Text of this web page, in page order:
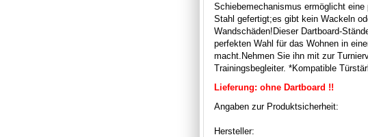
Schiebemechanismus ermöglicht eine
Stahl gefertigt;es gibt kein Wackeln
Wandschäden!Dieser Dartboard-
perfekten Wahl für das Wohnen in
macht. Nehmen Sie ihn mit zur
Trainingsbegleiter. *Kompatible
Lieferung: ohne Dartboard !!
Angaben zur Produktsicherheit:
Hersteller: